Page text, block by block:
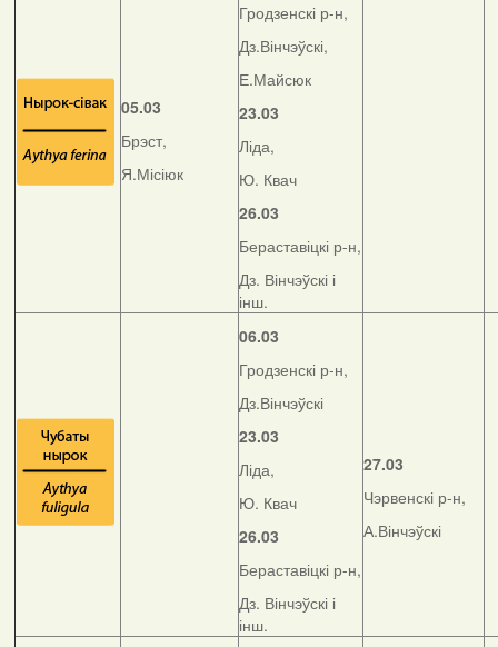
05.03
Брэст,
Я.Місіюк
Гродзенскі р-н,
Дз.Вінчэўскі,
Е.Майсюк
23.03
Ліда,
Ю. Квач
26.03
Бераставіцкі р-н,
Дз. Вінчэўскі і
інш.
06.03
Гродзенскі р-н,
Дз.Вінчэўскі
23.03
Ліда,
Ю. Квач
26.03
Бераставіцкі р-н,
Дз. Вінчэўскі і
інш.
27.03
Чэрвенскі р-н,
А.Вінчэўскі